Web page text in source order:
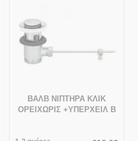
ΒΑΛΒ ΝΙΠΤΗΡΑ ΚΛΙΚ
ΟΡΕΙΧΩΡΙΣ +ΥΠΕΡΧΕΙΛ B